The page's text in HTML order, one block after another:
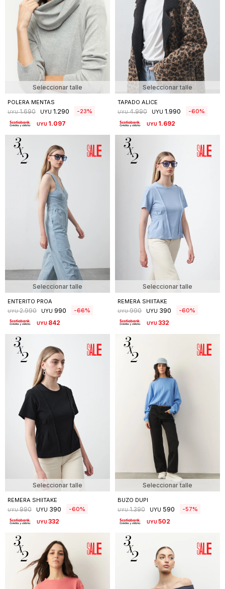
Seleccionar talle
POLERA MENTAS
UYU 1.690 UYU 1.290 23
UYU 1.097
Seleccionar talle
TAPADO ALICE
UYU 4.990 UYU 1.990 60
UYU 1.692
Seleccionar talle
ENTERITO PROA
UYU 2.990 UYU 990 66
UYU 842
Seleccionar talle
REMERA SHIITAKE
UYU 990 UYU 390 60
UYU332
Seleccionar talle
REMERA SHIITAKE
UYU 990 UYU 390 60
UYU332
Seleccionar talle
BUZO DUPI
UYU 1.390 UYU 590 57
UYU502